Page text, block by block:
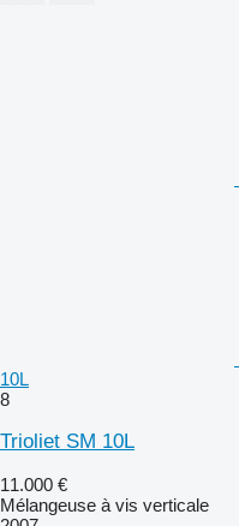
10L
8
Trioliet SM 10L
11.000 €
Mélangeuse à vis verticale